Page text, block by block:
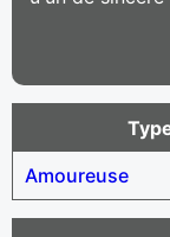
Amoureuse